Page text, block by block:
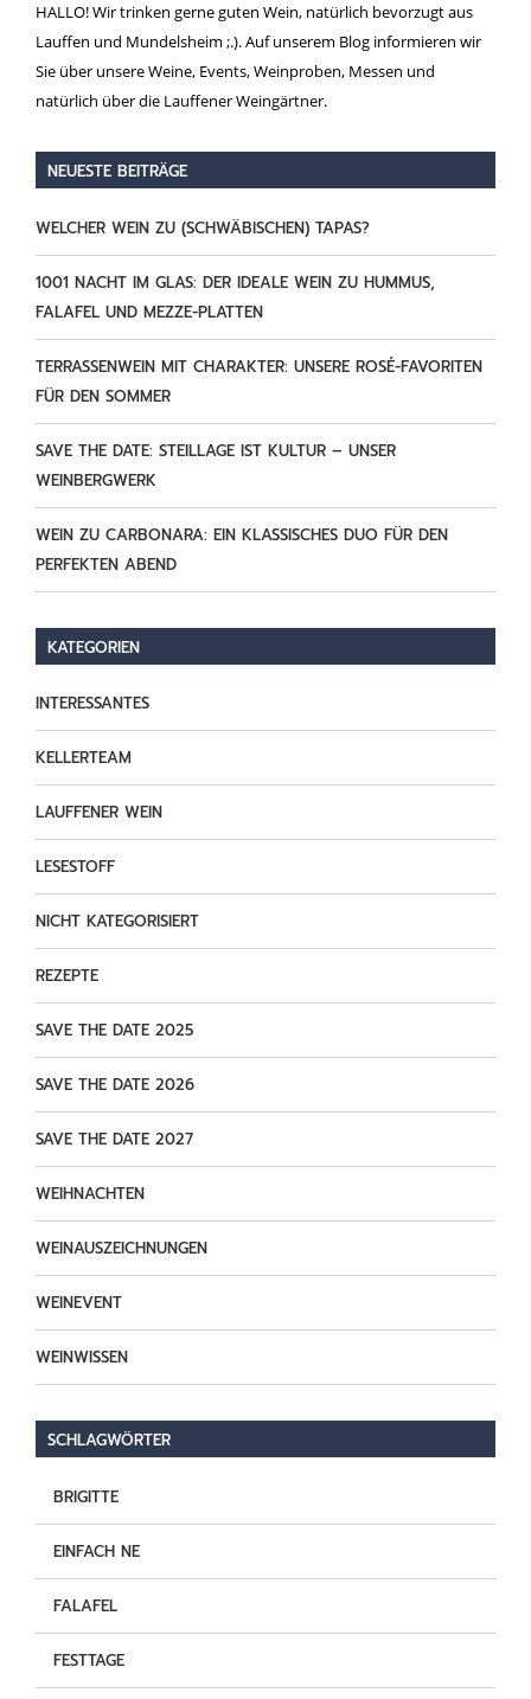
HALLO! Wir trinken gerne guten Wein, natürlich bevorzugt aus
Lauffen und Mundelsheim ;.). Auf unserem Blog informieren wir
Sie über unsere Weine, Events, Weinproben, Messen und
natürlich über die Lauffener Weingärtner.
NEUESTE BEITRÄGE
WELCHER WEIN ZU (SCHWÄBISCHEN) TAPAS?
1001 NACHT IM GLAS: DER IDEALE WEIN ZU HUMMUS,
FALAFEL UND MEZZE-PLATTEN
TERRASSENWEIN MIT CHARAKTER: UNSERE ROSÉ-FAVORITEN
FÜR DEN SOMMER
SAVE THE DATE: STEILLAGE IST KULTUR – UNSER
WEINBERGWERK
WEIN ZU CARBONARA: EIN KLASSISCHES DUO FÜR DEN
PERFEKTEN ABEND
KATEGORIEN
INTERESSANTES
KELLERTEAM
LAUFFENER WEIN
LESESTOFF
NICHT KATEGORISIERT
REZEPTE
SAVE THE DATE 2025
SAVE THE DATE 2026
SAVE THE DATE 2027
WEIHNACHTEN
WEINAUSZEICHNUNGEN
WEINEVENT
WEINWISSEN
SCHLAGWÖRTER
BRIGITTE
EINFACH NE
FALAFEL
FESTTAGE